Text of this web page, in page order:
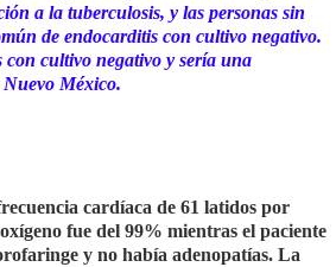
a la tuberculosis, y las personas sin
de endocarditis con cultivo negativo.
cultivo negativo y sería una
México.
cardíaca de 61 latidos por
fue del 99% mientras el paciente
y no había adenopatías. La